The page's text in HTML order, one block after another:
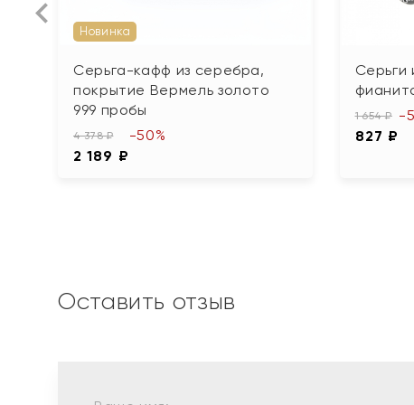
Новинка
Серьга-кафф из серебра,
покрытие Вермель золото
999 пробы
4 378 ₽
2 189 ₽
-50%
Серьги
1 654 ₽
827 ₽
-
Оставить отзыв